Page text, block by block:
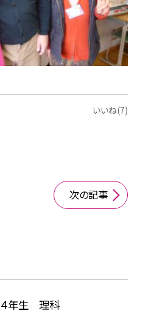
いいね(7)
次の記事
４年生 理科